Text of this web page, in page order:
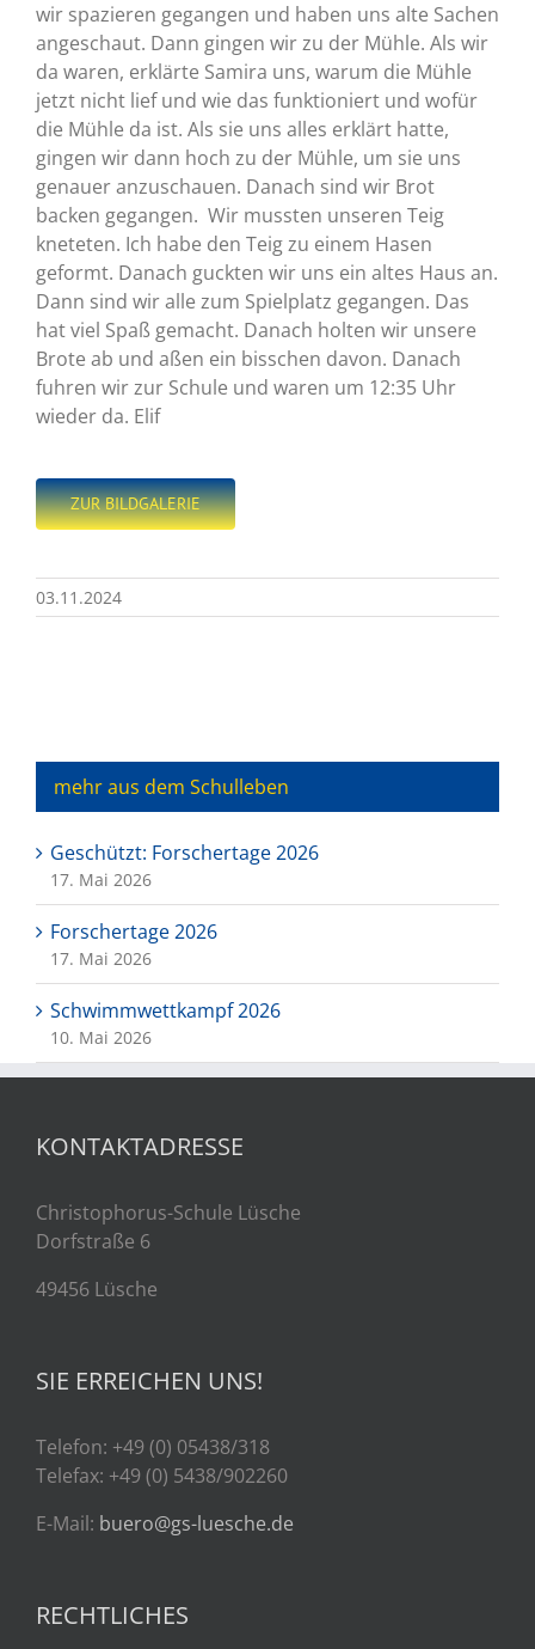
wir spazieren gegangen und haben uns alte Sachen
angeschaut. Dann gingen wir zu der Mühle. Als wir
da waren, erklärte Samira uns, warum die Mühle
jetzt nicht lief und wie das funktioniert und wofür
die Mühle da ist. Als sie uns alles erklärt hatte,
gingen wir dann hoch zu der Mühle, um sie uns
genauer anzuschauen. Danach sind wir Brot
backen gegangen. Wir mussten unseren Teig
kneteten. Ich habe den Teig zu einem Hasen
geformt. Danach guckten wir uns ein altes Haus an.
Dann sind wir alle zum Spielplatz gegangen. Das
hat viel Spaß gemacht. Danach holten wir unsere
Brote ab und aßen ein bisschen davon. Danach
fuhren wir zur Schule und waren um 12:35 Uhr
wieder da. Elif
ZUR BILDGALERIE
03.11.2024
mehr aus dem Schulleben
Geschützt: Forschertage 2026
17. Mai 2026
Forschertage 2026
17. Mai 2026
Schwimmwettkampf 2026
10. Mai 2026
KONTAKTADRESSE
Christophorus-Schule Lüsche
Dorfstraße 6
49456 Lüsche
SIE ERREICHEN UNS!
Telefon: +49 (0) 05438/318
Telefax: +49 (0) 5438/902260
E-Mail: buero@gs-luesche.de
RECHTLICHES